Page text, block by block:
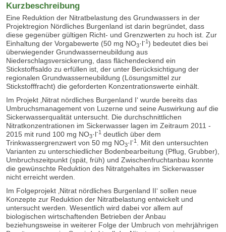
Kurzbeschreibung
Eine Reduktion der Nitratbelastung des Grundwassers in der
Projektregion Nördliches Burgenland ist darin begründet, dass
diese gegenüber gültigen Richt- und Grenzwerten zu hoch ist. Zur
Einhaltung der Vorgabewerte (50 mg NO3·l-1) bedeutet dies bei
überwiegender Grundwasserneubildung aus
Niederschlagsversickerung, dass flächendeckend ein
Stickstoffsaldo zu erfüllen ist, der unter Berücksichtigung der
regionalen Grundwasserneubildung (Lösungsmittel zur
Stickstofffracht) die geforderten Konzentrationswerte einhält.
Im Projekt ‚Nitrat nördliches Burgenland I‘ wurde bereits das
Umbruchsmanagement von Luzerne und seine Auswirkung auf die
Sickerwasserqualität untersucht. Die durchschnittlichen
Nitratkonzentrationen im Sickerwasser lagen im Zeitraum 2011 -
2015 mit rund 100 mg NO3·l-1deutlich über dem
Trinkwassergrenzwert von 50 mg NO3·l-1. Mit den untersuchten
Varianten zu unterschiedlicher Bodenbearbeitung (Pflug, Grubber),
Umbruchszeitpunkt (spät, früh) und Zwischenfruchtanbau konnte
die gewünschte Reduktion des Nitratgehaltes im Sickerwasser
nicht erreicht werden.
Im Folgeprojekt ‚Nitrat nördliches Burgenland II‘ sollen neue
Konzepte zur Reduktion der Nitratbelastung entwickelt und
untersucht werden. Wesentlich wird dabei vor allem auf
biologischen wirtschaftenden Betrieben der Anbau
beziehungsweise in weiterer Folge der Umbruch von mehrjährigen